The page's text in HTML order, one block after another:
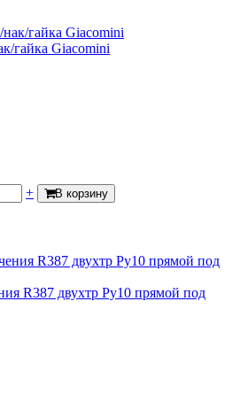
гайка Giacomini
+ В корзину
R387 двухтр Ру10 прямой под